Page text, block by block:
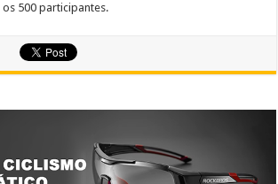
500 participantes.